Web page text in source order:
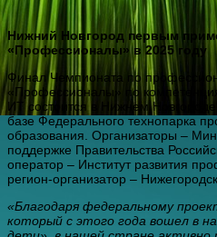
Нижний Новгород первым
«Профессионалы» в 2025 году
Финал Чемпионата по
«Профессионалы» по
ИТ состоится в Нижнем
базе Федерального технопарка
образования. Организаторы –
поддержке Правительства
оператор – Институт развития
регион-организатор –
«Благодаря федеральному
который с этого года вошел в